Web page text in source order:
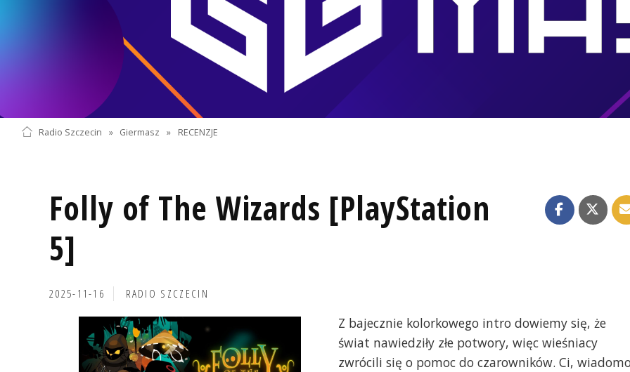
Radio Szczecin » Giermasz » RECENZJE
Folly of The Wizards [PlayStation
5]
2025-11-16 RADIO SZCZECIN
Z bajecznie kolorkowego intro dowiemy się, że
świat nawiedziły złe potwory, więc wieśniacy
zwrócili się o pomoc do czarowników. Ci,